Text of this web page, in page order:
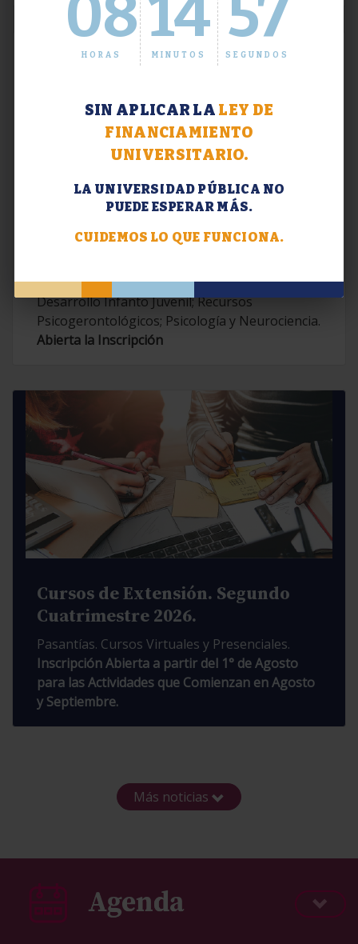
08
HORAS
14
MINUTOS
58
SEGUNDOS
SIN APLICAR LA LEY DE
FINANCIAMIENTO
UNIVERSITARIO.
LA UNIVERSIDAD PÚBLICA NO
PUEDE ESPERAR MÁS.
CUIDEMOS LO QUE FUNCIONA.
Extensión. Diplomaturas 2026.
Contemporáneas; Problemáticas en el
Desarrollo Infanto Juvenil; Recursos
Psicogerontológicos; Psicología y Neurociencia.
Abierta la Inscripción
Cursos de Extensión. Segundo
Cuatrimestre 2026.
Pasantías. Cursos Virtuales y Presenciales.
Inscripción Abierta a partir del 1° de Agosto
para las Actividades que Comienzan en Agosto
y Septiembre.
Más noticias